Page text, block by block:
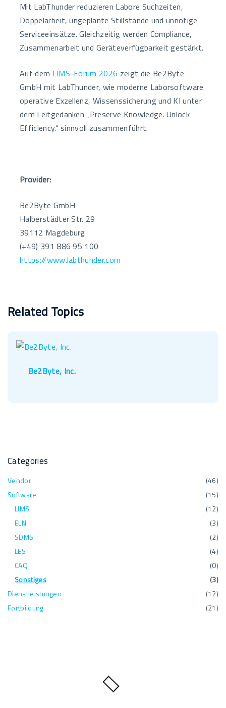
Mit LabThunder reduzieren Labore Suchzeiten,
Doppelarbeit, ungeplante Stillstände und unnötige
Serviceeinsätze. Gleichzeitig werden Compliance,
Zusammenarbeit und Geräteverfügbarkeit gestärkt.
Auf dem LIMS-Forum 2026 zeigt die Be2Byte
GmbH mit LabThunder, wie moderne Laborsoftware
operative Exzellenz, Wissenssicherung und KI unter
dem Leitgedanken „Preserve Knowledge. Unlock
Efficiency.“ sinnvoll zusammenführt.
Provider:
Be2Byte GmbH
Halberstädter Str. 29
39112 Magdeburg
(+49) 391 886 95 100
https://www.labthunder.com
Related Topics
Be2Byte, Inc.
Categories
(46)
Vendor
(15)
Software
(12)
LIMS
(3)
ELN
(2)
SDMS
(4)
LES
(0)
CAQ
(3)
Sonstiges
(12)
Dienstleistungen
(21)
Fortbildung